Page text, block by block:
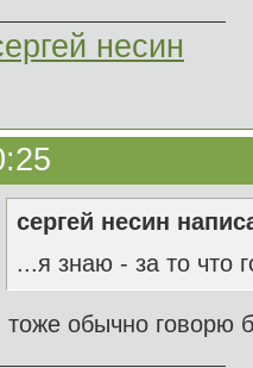
несин
сергей несин
...я знаю - за то что
тоже обычно говорю